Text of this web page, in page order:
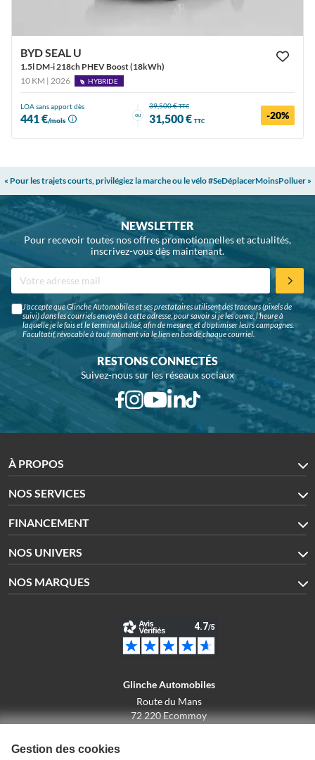
BYD SEAL U
1.5l DM-i 218ch PHEV Boost (18kWh)
10 KM | 2026
HYBRIDE
LOA sans apport dès
441 €/mois
ou
39,500 €TTC
31,500 € TTC -20%
« Pour les trajets courts, privilégiez la marche ou le vélo #SeDéplacerMoinsPolluer »
NEWSLETTER
Pour recevoir toutes nos offres promotionnelles et actualités,
inscrivez-vous dès maintenant.
J'accepte que Glinche Automobiles et ses prestataires utilisent des traceurs (pixels de
suivi) dans les courriels envoyés à cette adresse, pour savoir si je les ouvre, l'heure à
laquelle je le fais et le terminal utilisé, afin de mesurer et d'optimiser leurs campagnes.
Facultatif, révocable à tout moment via le lien en bas de chaque courriel.
RESTONS CONNECTÉS
Suivez-nous sur les réseaux sociaux
À PROPOS
NOS SERVICES
FINANCEMENT
NOS UNIVERS
NOS MARQUES
Glinche Automobiles
Route du Mans
72 220 Ecommoy
Gestion des cookies